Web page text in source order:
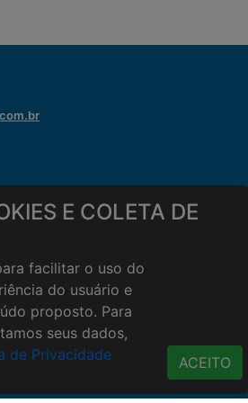
E COLETA DE
facilitar o uso do
do usuário e
proposto. Para
seus dados,
de Privacidade ACEITO